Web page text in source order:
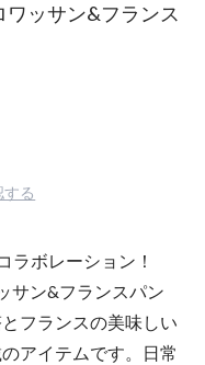
ッサン&フランス
る
ラボレーション！
サン&フランスパン
フランスの美味しい
アイテムです。日常